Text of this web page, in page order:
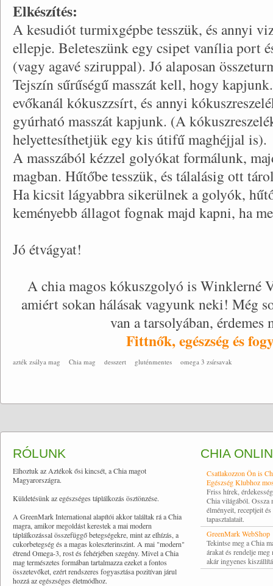
Elkészítés:
A kesudiót turmixgépbe tesszük, és annyi
ellepje. Beleteszünk egy csipet vanília port
(vagy agavé sziruppal). Jó alaposan
Tejszín sűrűségű masszát kell, hogy
evőkanál kókuszzsírt, és annyi
gyúrható masszát kapjunk. (A
helyettesíthetjük egy kis útifű maghéjjal is).
A masszából kézzel golyókat formálunk,
magban. Hűtőbe tesszük, és tálalásig ott
Ha kicsit lágyabbra sikerülnek a golyók,
keményebb állagot fognak majd kapni, ha
Jó étvágyat!
A chia magos kókuszgolyó is Winklerné
amiért sokan hálásak vagyunk neki! Még
van a tarsolyában, érdemes
Fittnők, egészség és
azték zsálya mag Chia mag desszert gluténmentes omega 3 zsírsavak
RÓLUNK
Elhoztuk az Aztékok ősi kincsét, a Chia magot
Magyarországra.
Küldetésünk az egészséges táplálkozás ösztönzése.
A GreenMark International alapítói akkor találtak rá a Chia
magra, amikor megoldást kerestek a mai modern
táplálkozással összefüggő betegségekre, mint az elhízás, a
cukorbetegség és a magas koleszterinszint. A mai "modern"
étrend Omega-3, rost és fehérjében szegény. Mivel a Chia
mag természetes formában tartalmazza ezeket a fontos
összetevőket, ezért rendszeres fogyasztása pozitívan járul
hozzá az egészséges életmódhoz.
CHIA
Csatlakozzon Ön is
Egészség Klubhoz
Friss hírek,
Chia világából. Ossza
élményeit, receptjeit és
tapasztalatait.
GreenMark WebShop
Tekintse meg a Chia
árakat és rendelje meg
akár ingyenes